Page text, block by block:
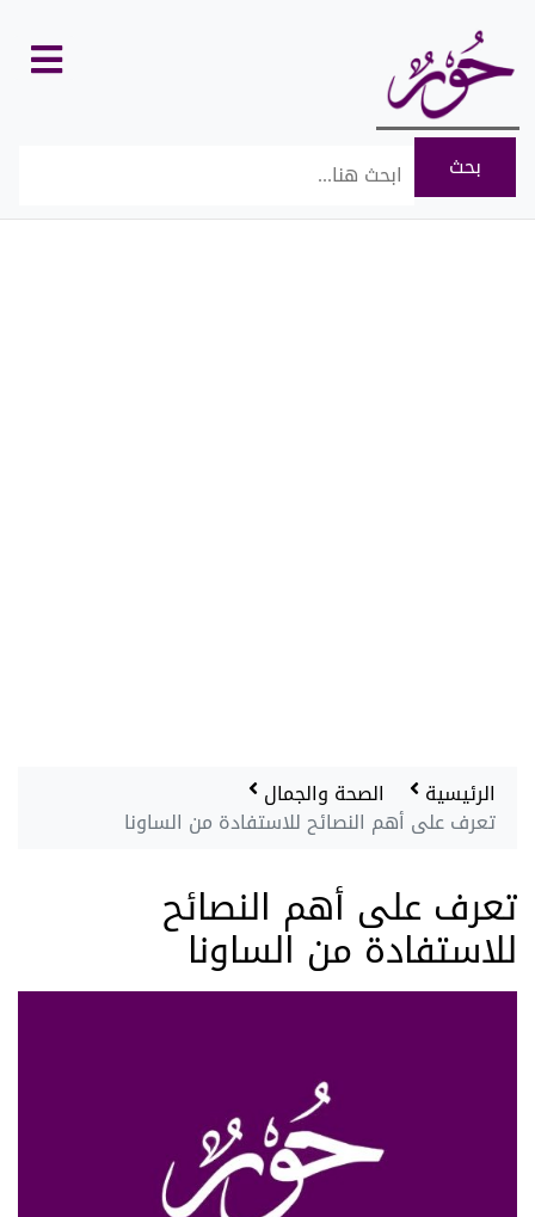
الرئيسية الصحة والجمال
تعرف على أهم النصائح للاستفادة من الساونا
تعرف على أهم النصائح
للاستفادة من الساونا